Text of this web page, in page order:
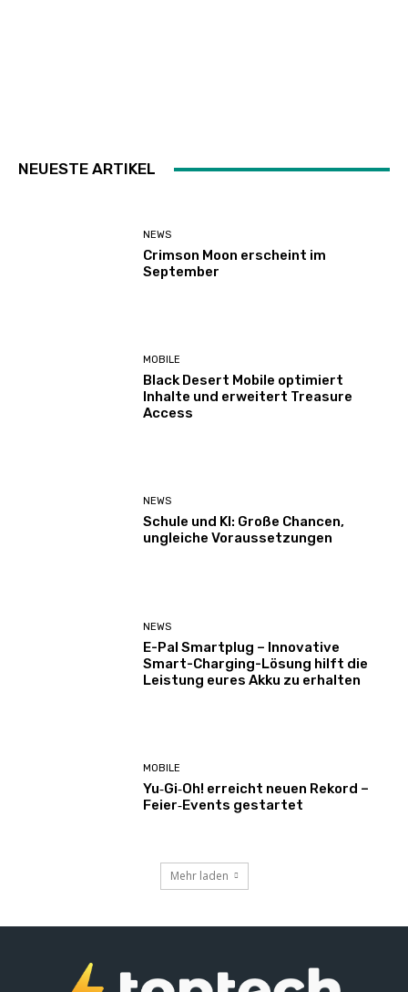
NEUESTE ARTIKEL
NEWS
Crimson Moon erscheint im
September
MOBILE
Black Desert Mobile optimiert
Inhalte und erweitert Treasure
Access
NEWS
Schule und KI: Große Chancen,
ungleiche Voraussetzungen
NEWS
E-Pal Smartplug – Innovative
Smart-Charging-Lösung hilft die
Leistung eures Akku zu erhalten
MOBILE
Yu‑Gi‑Oh! erreicht neuen Rekord –
Feier‑Events gestartet
Mehr laden